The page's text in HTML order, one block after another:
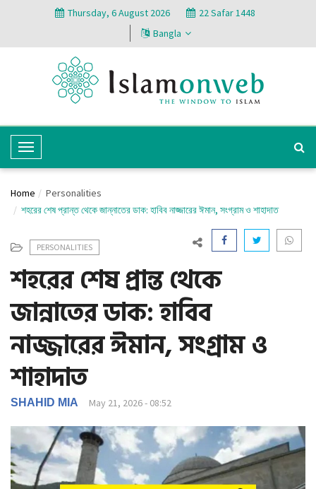
Thursday, 6 August 2026
22 Safar 1448
Bangla
T
o
g
l
N
a
v
i
g
a
t
i
o
n
Home
Personalities
শহরের শেষ প্রান্ত থেকে জান্নাতের ডাক: হাবিব নাজ্জারের ঈমান, সংগ্রাম ও শাহাদাত
PERSONALITIES
শহরের শেষ প্রান্ত থেকে
জান্নাতের ডাক: হাবিব
নাজ্জারের ঈমান, সংগ্রাম ও
শাহাদাত
SHAHID MIA May 21, 2026 - 08:52